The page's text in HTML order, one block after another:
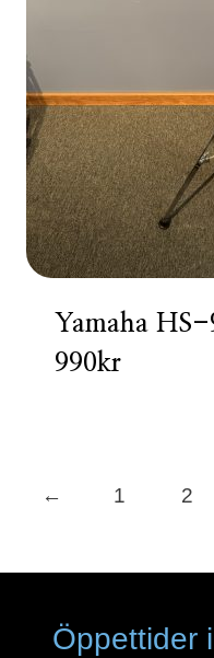
Yamaha
990kr
← 1 2
Öppettider